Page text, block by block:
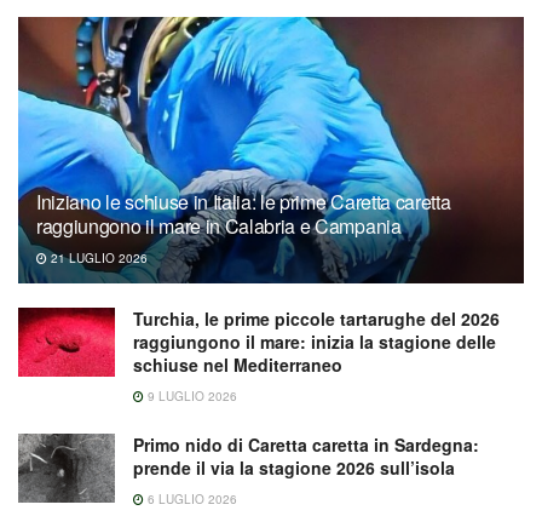
Iniziano le schiuse in Italia: le prime Caretta caretta
raggiungono il mare in Calabria e Campania
21 LUGLIO 2026
Turchia, le prime piccole tartarughe del 2026
raggiungono il mare: inizia la stagione delle
schiuse nel Mediterraneo
9 LUGLIO 2026
Primo nido di Caretta caretta in Sardegna:
prende il via la stagione 2026 sull’isola
6 LUGLIO 2026